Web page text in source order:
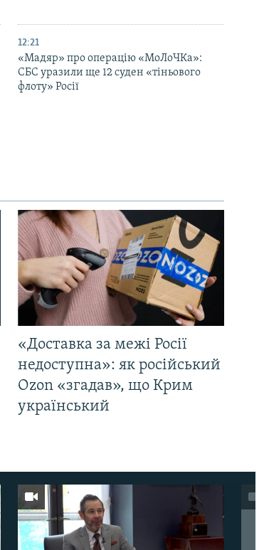
12:21
«Мадяр» про операцію «МоЛоЧКа»:
СБС уразили ще 12 суден «тіньового
флоту» Росії
«Доставка за межі Росії
недоступна»: як російський
Ozon «згадав», що Крим
український